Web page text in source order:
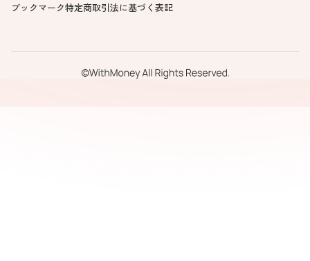
ブックマーク特定商取引法に基づく表記